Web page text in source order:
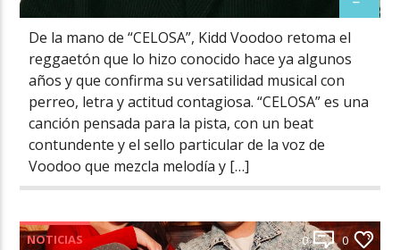
De la mano de “CELOSA”, Kidd Voodoo retoma el
reggaetón que lo hizo conocido hace ya algunos
años y que confirma su versatilidad musical con
perreo, letra y actitud contagiosa. “CELOSA” es una
canción pensada para la pista, con un beat
contundente y el sello particular de la voz de
Voodoo que mezcla melodía y […]
NOTICIAS 0 0